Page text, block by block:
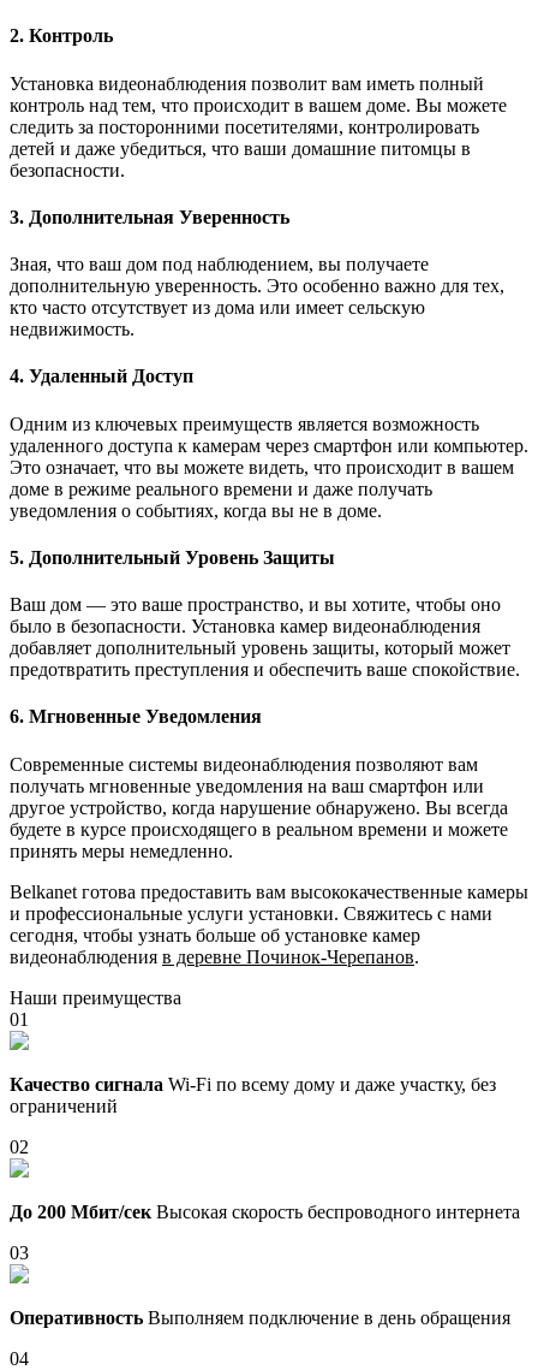
2. Контроль
Установка видеонаблюдения позволит вам иметь полный
контроль над тем, что происходит в вашем доме. Вы можете
следить за посторонними посетителями, контролировать
детей и даже убедиться, что ваши домашние питомцы в
безопасности.
3. Дополнительная Уверенность
Зная, что ваш дом под наблюдением, вы получаете
дополнительную уверенность. Это особенно важно для тех,
кто часто отсутствует из дома или имеет сельскую
недвижимость.
4. Удаленный Доступ
Одним из ключевых преимуществ является возможность
удаленного доступа к камерам через смартфон или компьютер.
Это означает, что вы можете видеть, что происходит в вашем
доме в режиме реального времени и даже получать
уведомления о событиях, когда вы не в доме.
5. Дополнительный Уровень Защиты
Ваш дом — это ваше пространство, и вы хотите, чтобы оно
было в безопасности. Установка камер видеонаблюдения
добавляет дополнительный уровень защиты, который может
предотвратить преступления и обеспечить ваше спокойствие.
6. Мгновенные Уведомления
Современные системы видеонаблюдения позволяют вам
получать мгновенные уведомления на ваш смартфон или
другое устройство, когда нарушение обнаружено. Вы всегда
будете в курсе происходящего в реальном времени и можете
принять меры немедленно.
Belkanet готова предоставить вам высококачественные камеры
и профессиональные услуги установки. Свяжитесь с нами
сегодня, чтобы узнать больше об установке камер
видеонаблюдения в деревне Починок-Черепанов.
Наши преимущества
01
Качество сигнала Wi-Fi по всему дому и даже участку, без
ограничений
02
До 200 Мбит/сек Высокая скорость беспроводного интернета
03
Оперативность Выполняем подключение в день обращения
04